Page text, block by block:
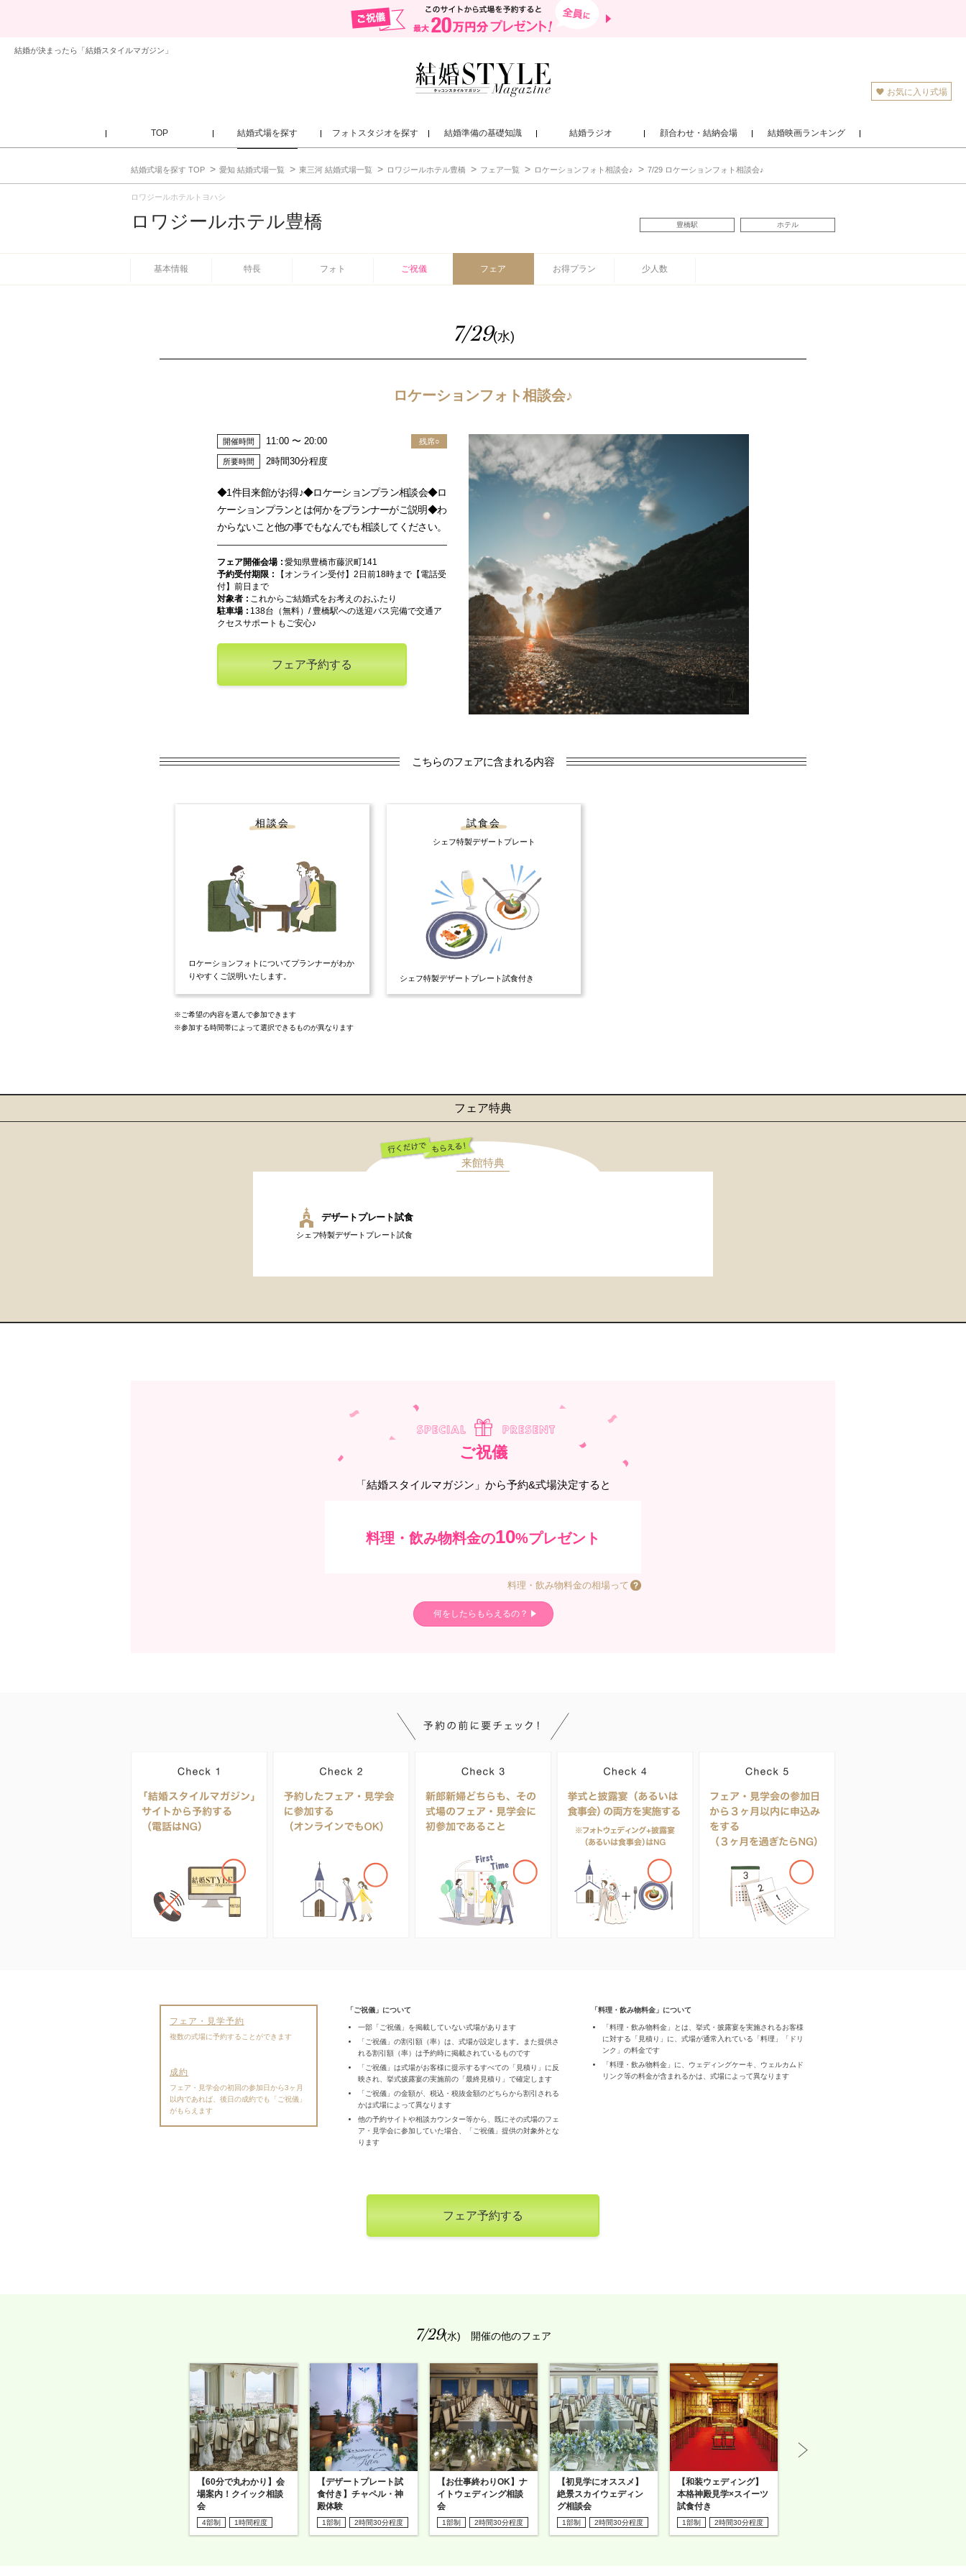
結婚が決まったら「結婚スタイルマガジン」
お気に入り式場
TOP 結婚式場を探す フォトスタジオを探す 結婚準備の基礎知識 結婚ラジオ 顔合わせ・結納会場 結婚映画ランキング
結婚式場を探す TOP 愛知 結婚式場一覧 東三河 結婚式場一覧 ロワジールホテル豊橋 フェア一覧 ロケーションフォト相談会♪ 7/29 ロケーションフォト相談会♪
ロワジールホテルトヨハシ
ロワジールホテル豊橋 豊橋駅 ホテル
基本情報 特長 フォト ご祝儀 フェア お得プラン 少人数
7/29(水)
ロケーションフォト相談会♪
開催時間 11:00 〜 20:00
所要時間 2時間30分程度
残席○
◆1件目来館がお得♪◆ロケーションプラン相談会◆ロ
ケーションプランとは何かをプランナーがご説明◆わ
からないこと他の事でもなんでも相談してください。
フェア開催会場
愛知県豊橋市藤沢町141
予約受付期限
【オンライン受付】2日前18時まで【電話受
付】前日まで
対象者
これからご結婚式をお考えのおふたり
駐車場
138台（無料）/ 豊橋駅への送迎バス完備で交通ア
クセスサポートもご安心♪
フェア予約する
こちらのフェアに含まれる内容
相談会
ロケーションフォトについてプランナーがわか
りやすくご説明いたします。
試食会
シェフ特製デザートプレート
シェフ特製デザートプレート試食付き
※ご希望の内容を選んで参加できます
※参加する時間帯によって選択できるものが異なります
フェア特典
来館特典
行くだけでもらえ
デザートプレート試食
シェフ特製デザートプレート試食
ご祝儀
「結婚スタイルマガジン」から予約&式場決定すると
料理・飲み物料金の10%プレゼント
料理・飲み物料金の相場って
何をしたらもらえるの？
フェア・見学予約
複数の式場に予約することができます
成約
フェア・見学会の初回の参加日から3ヶ月
以内であれば、後日の成約でも「ご祝儀」
がもらえます
「ご祝儀」について
一部「ご祝儀」を掲載していない式場があります
「ご祝儀」の割引額（率）は、式場が設定します。また提供さ
れる割引額（率）は予約時に掲載されているものです
「ご祝儀」は式場がお客様に提示するすべての「見積り」に反
映され、挙式披露宴の実施前の「最終見積り」で確定します
「ご祝儀」の金額が、税込・税抜金額のどちらから割引される
かは式場によって異なります
他の予約サイトや相談カウンター等から、既にその式場のフェ
ア・見学会に参加していた場合、「ご祝儀」提供の対象外とな
ります
「料理・飲み物料金」について
「料理・飲み物料金」とは、挙式・披露宴を実施されるお客様
に対する「見積り」に、式場が通常入れている「料理」「ドリ
ンク」の料金です
「料理・飲み物料金」に、ウェディングケーキ、ウェルカムド
リンク等の料金が含まれるかは、式場によって異なります
フェア予約する
7/29(水) 開催の他のフェア
【60分で丸わかり】会
場案内！クイック相談
会
4部制 1時間程度
【デザートプレート試
食付き】チャペル・神
殿体験
1部制 2時間30分程度
【お仕事終わりOK】ナ
イトウェディング相談
会
1部制 2時間30分程度
【初見学にオススメ】
絶景スカイウェディン
グ相談会
1部制 2時間30分程度
【和装ウェディング】
本格神殿見学×スイーツ
試食付き
1部制 2時間30分程度